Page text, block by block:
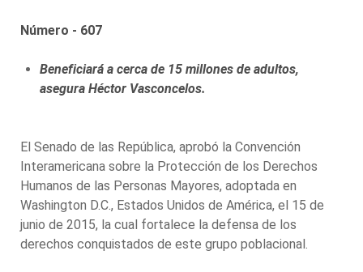
Número - 607
Beneficiará a cerca de 15 millones de adultos,
asegura Héctor Vasconcelos.
El Senado de las República, aprobó la Convención
Interamericana sobre la Protección de los Derechos
Humanos de las Personas Mayores, adoptada en
Washington D.C., Estados Unidos de América, el 15 de
junio de 2015, la cual fortalece la defensa de los
derechos conquistados de este grupo poblacional.